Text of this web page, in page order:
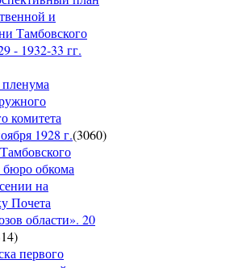
и
Тамбовского
- 1932-33 гг.
комитета
1928 г.(3060)
бюро обкома
на
Почета
области». 20
)
первого